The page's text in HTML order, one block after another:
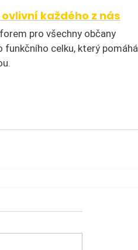
každého z nás
pro všechny občany
celku, který pomáhá